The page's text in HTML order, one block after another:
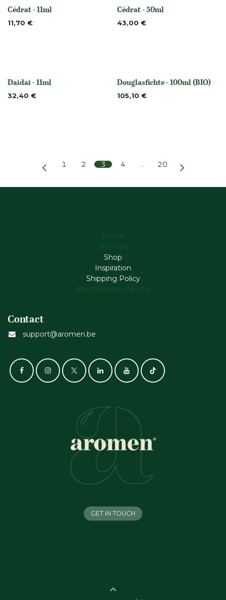
None
Cédrat - 11ml
11,70 € None
Cédrat - 50ml
43,00 €
Nicht vorrättig
Daidai - 11ml
32,40 € None
Douglasfichte - 100ml (BIO)
105,10 €
1 2 3 4 … 20
Home
Über uns
Shop
Inspiration
Shipping Policy
Kontaktieren Sie uns
Contact
support@aromen.be
GET IN TOUCH